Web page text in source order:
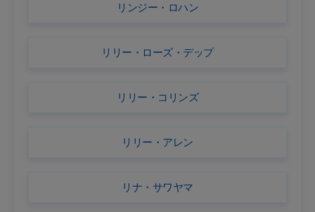
リンジー・ロハン
リリー・ローズ・デップ
リリー・コリンズ
リリー・アレン
リナ・サワヤマ